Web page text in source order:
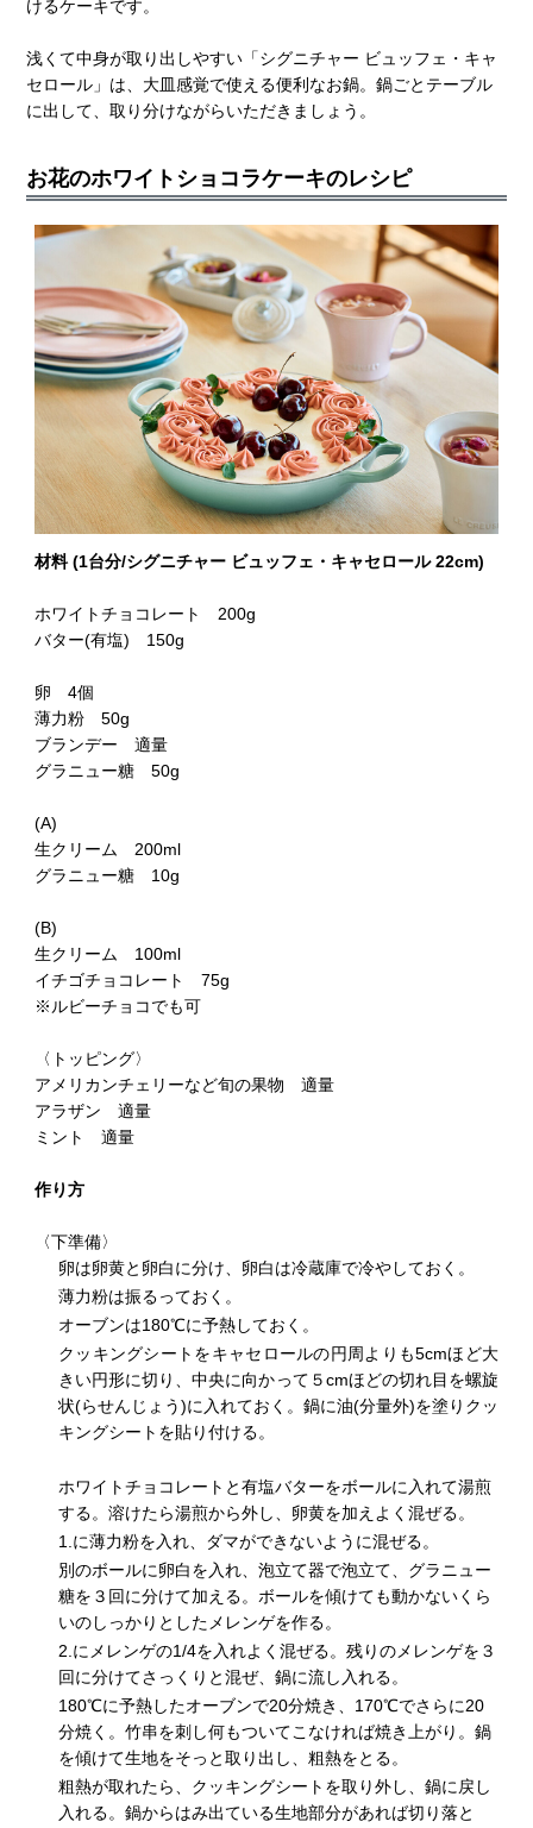
けるケーキです。
浅くて中身が取り出しやすい「シグニチャー ビュッフェ・キャ
セロール」は、大皿感覚で使える便利なお鍋。鍋ごとテーブル
に出して、取り分けながらいただきましょう。
お花のホワイトショコラケーキのレシピ
材料 (1台分/シグニチャー ビュッフェ・キャセロール 22cm)
ホワイトチョコレート 200g
バター(有塩) 150g
卵 4個
薄力粉 50g
ブランデー 適量
グラニュー糖 50g
(A)
生クリーム 200ml
グラニュー糖 10g
(B)
生クリーム 100ml
イチゴチョコレート 75g
※ルビーチョコでも可
〈トッピング〉
アメリカンチェリーなど旬の果物 適量
アラザン 適量
ミント 適量
作り方
〈下準備〉
卵は卵黄と卵白に分け、卵白は冷蔵庫で冷やしておく。
薄力粉は振るっておく。
オーブンは180℃に予熱しておく。
クッキングシートをキャセロールの円周よりも5cmほど大
きい円形に切り、中央に向かって５cmほどの切れ目を螺旋
状(らせんじょう)に入れておく。鍋に油(分量外)を塗りクッ
キングシートを貼り付ける。
ホワイトチョコレートと有塩バターをボールに入れて湯煎
する。溶けたら湯煎から外し、卵黄を加えよく混ぜる。
1.に薄力粉を入れ、ダマができないように混ぜる。
別のボールに卵白を入れ、泡立て器で泡立て、グラニュー
糖を３回に分けて加える。ボールを傾けても動かないくら
いのしっかりとしたメレンゲを作る。
2.にメレンゲの1/4を入れよく混ぜる。残りのメレンゲを３
回に分けてさっくりと混ぜ、鍋に流し入れる。
180℃に予熱したオーブンで20分焼き、170℃でさらに20
分焼く。竹串を刺し何もついてこなければ焼き上がり。鍋
を傾けて生地をそっと取り出し、粗熱をとる。
粗熱が取れたら、クッキングシートを取り外し、鍋に戻し
入れる。鍋からはみ出ている生地部分があれば切り落と